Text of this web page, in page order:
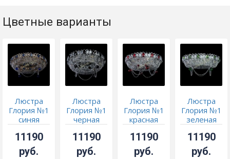
Цветные варианты
Люстра
Глория №1
синяя
11190
руб.
Люстра
Глория №1
черная
11190
руб.
Люстра
Глория №1
красная
11190
руб.
Люстра
Глория №1
зеленая
11190
руб.